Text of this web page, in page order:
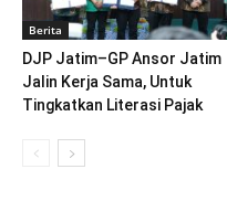
Berita
DJP Jatim–GP Ansor Jatim
Jalin Kerja Sama, Untuk
Tingkatkan Literasi Pajak